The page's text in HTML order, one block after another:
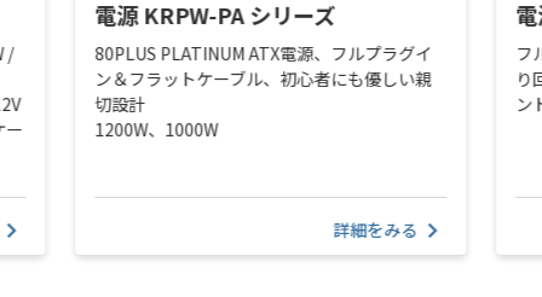
/
ー
電源 KRPW-PA シリーズ
80PLUS PLATINUM ATX電源、フルプラグイ
ン＆フラットケーブル、初心者にも優しい親
切設計
1200W、1000W
詳細をみる
フ
り
ン